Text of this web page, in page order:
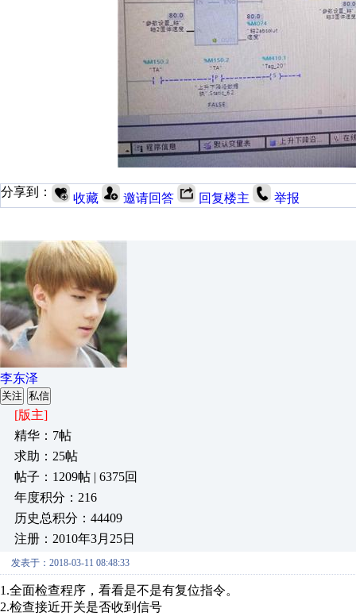
分享到： 收藏 邀请回答 回复楼主 举报
李东泽
关注 私信
[版主]
精华：7帖
求助：25帖
帖子：1209帖 | 6375回
年度积分：216
历史总积分：44409
注册：2010年3月25日
发表于：2018-03-11 08:48:33
1.全面检查程序，看看是不是有复位指令。
2.检查接近开关是否收到信号